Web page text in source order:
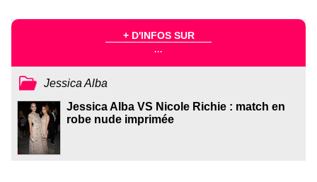
+ D'INFOS SUR
...
Jessica Alba
Jessica Alba VS Nicole Richie : match en
robe nude imprimée